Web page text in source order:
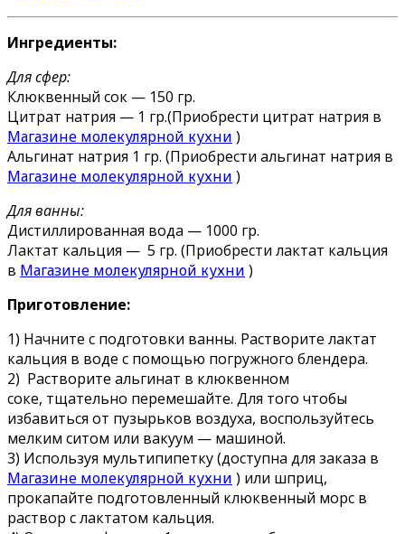
Ингредиенты:
Для сфер:
Клюквенный сок — 150 гр.
Цитрат натрия — 1 гр.(Приобрести цитрат натрия в
Магазине молекулярной кухни )
Альгинат натрия 1 гр. (Приобрести альгинат натрия в
Магазине молекулярной кухни )
Для ванны:
Дистиллированная вода — 1000 гр.
Лактат кальция — 5 гр. (Приобрести лактат кальция
в Магазине молекулярной кухни )
Приготовление:
1) Начните с подготовки ванны. Растворите лактат
кальция в воде с помощью погружного блендера.
2) Растворите альгинат в клюквенном
соке, тщательно перемешайте. Для того чтобы
избавиться от пузырьков воздуха, воспользуйтесь
мелким ситом или вакуум — машиной.
3) Используя мультипипетку (доступна для заказа в
Магазине молекулярной кухни ) или шприц,
прокапайте подготовленный клюквенный морс в
раствор с лактатом кальция.